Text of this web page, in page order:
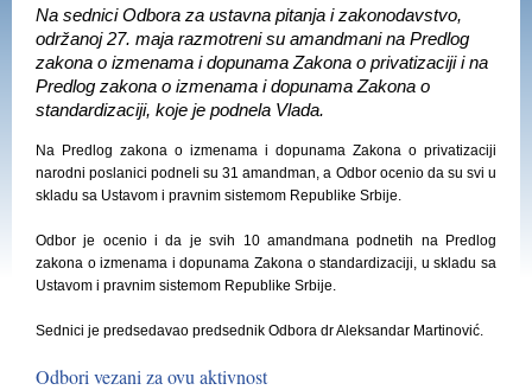
Na sednici Odbora za ustavna pitanja i zakonodavstvo,
održanoj 27. maja razmotreni su amandmani na Predlog
zakona o izmenama i dopunama Zakona o privatizaciji i na
Predlog zakona o izmenama i dopunama Zakona o
standardizaciji, koje je podnela Vlada.
Na Predlog zakona o izmenama i dopunama Zakona o privatizaciji
narodni poslanici podneli su 31 amandman, a Odbor ocenio da su svi u
skladu sa Ustavom i pravnim sistemom Republike Srbije.
Odbor je ocenio i da je svih 10 amandmana podnetih na Predlog
zakona o izmenama i dopunama Zakona o standardizaciji, u skladu sa
Ustavom i pravnim sistemom Republike Srbije.
Sednici je predsedavao predsednik Odbora dr Aleksandar Martinović.
Odbori vezani za ovu aktivnost